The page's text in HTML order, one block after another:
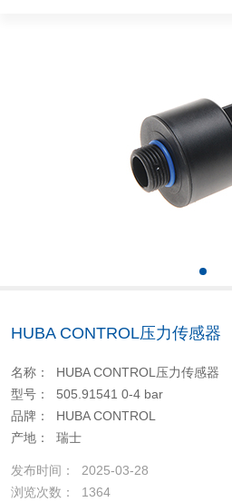
HUBA CONTROL压力传感器
名称： HUBA CONTROL压力传感器
型号： 505.91541 0-4 bar
品牌： HUBA CONTROL
产地： 瑞士
发布时间： 2025-03-28
浏览次数： 1364